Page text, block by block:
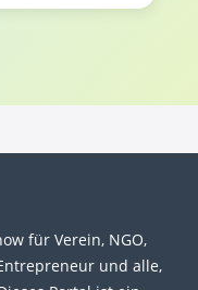
für Ver­ein, NGO,
und alle,